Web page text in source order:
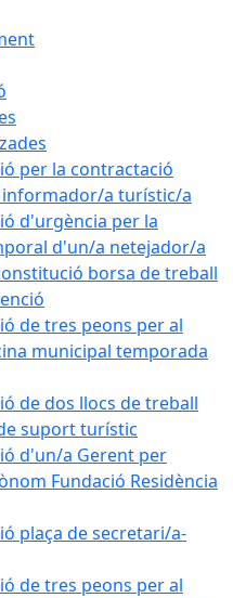
per la contractació
a turístic/a
d'urgència per la
d'un/a netejador/a
borsa de treball
de tres peons per al
municipal temporada
de dos llocs de treball
suport turístic
d'un/a Gerent per
Fundació Residència
plaça de secretari/a-
de tres peons per al